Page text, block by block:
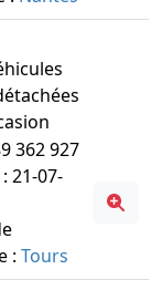
362 927
21-07-
:Tours